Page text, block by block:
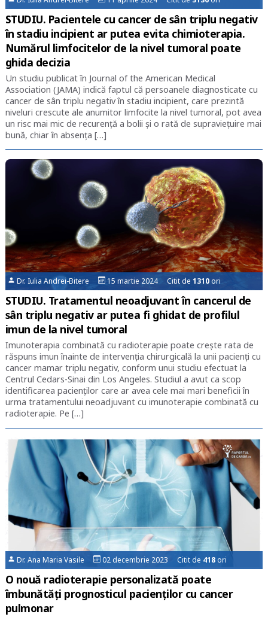
STUDIU. Pacientele cu cancer de sân triplu negativ
în stadiu incipient ar putea evita chimioterapia.
Numărul limfocitelor de la nivel tumoral poate
ghida decizia
Un studiu publicat în Journal of the American Medical
Association (JAMA) indică faptul că persoanele diagnosticate cu
cancer de sân triplu negativ în stadiu incipient, care prezintă
niveluri crescute ale anumitor limfocite la nivel tumoral, pot avea
un risc mai mic de recurență a bolii și o rată de supraviețuire mai
bună, chiar în absența […]
Dr. Iulia Andrei-Bitere 15 martie 2024 Citit de1310ori
STUDIU. Tratamentul neoadjuvant în cancerul de
sân triplu negativ ar putea fi ghidat de profilul
imun de la nivel tumoral
Imunoterapia combinată cu radioterapie poate crește rata de
răspuns imun înainte de intervenția chirurgicală la unii pacienți cu
cancer mamar triplu negativ, conform unui studiu efectuat la
Centrul Cedars-Sinai din Los Angeles. Studiul a avut ca scop
identificarea pacienților care ar avea cele mai mari beneficii în
urma tratamentului neoadjuvant cu imunoterapie combinată cu
radioterapie. Pe […]
Dr. Ana Maria Vasile 02 decembrie 2023 Citit de 418ori
O nouă radioterapie personalizată poate
îmbunătăți prognosticul pacienților cu cancer
pulmonar